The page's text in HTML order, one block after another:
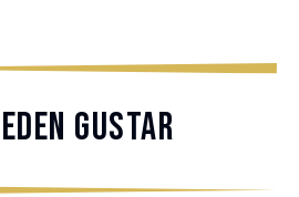
gustar